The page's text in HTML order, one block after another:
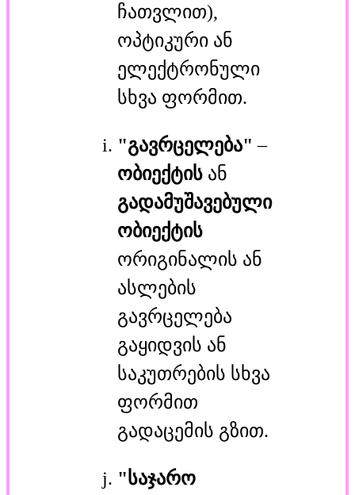
ჩათვლით),
ოპტიკური ან
ელექტრონული
სხვა ფორმით.
"გავრცელება"–
ობიექტის ან
გადამუშავებული
ობიექტის
ორიგინალის ან
ასლების
გავრცელება
გაყიდვის ან
საკუთრების სხვა
ფორმით
გადაცემის გზით.
"საჯარო